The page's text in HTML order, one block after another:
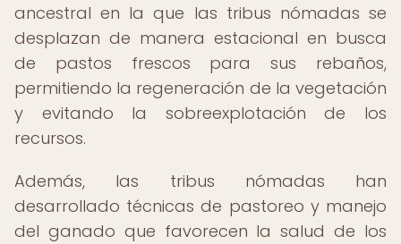
ancestral en la que las tribus nómadas se
desplazan de manera estacional en busca
de pastos frescos para sus rebaños,
permitiendo la regeneración de la vegetación
y evitando la sobreexplotación de los
recursos.
Además, las tribus nómadas han
desarrollado técnicas de pastoreo y manejo
del ganado que favorecen la salud de los